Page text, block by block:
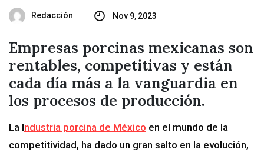
Redacción Nov 9, 2023
Empresas porcinas mexicanas son
rentables, competitivas y están
cada día más a la vanguardia en
los procesos de producción.
La Industria porcina de México en el mundo de la
competitividad, ha dado un gran salto en la evolución,